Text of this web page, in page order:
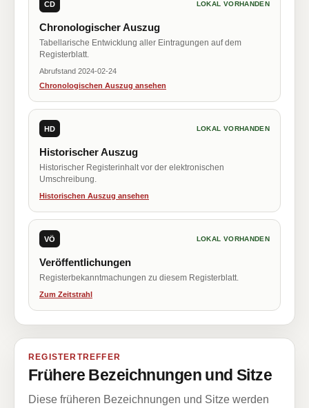
CD LOKAL VORHANDEN
Chronologischer Auszug
Tabellarische Entwicklung aller Eintragungen auf dem
Registerblatt.
Abrufstand 2024-02-24
Chronologischen Auszug ansehen
HD LOKAL VORHANDEN
Historischer Auszug
Historischer Registerinhalt vor der elektronischen
Umschreibung.
Historischen Auszug ansehen
VÖ LOKAL VORHANDEN
Veröffentlichungen
Registerbekanntmachungen zu diesem Registerblatt.
Zum Zeitstrahl
REGISTERTREFFER
Frühere Bezeichnungen und Sitze
Diese früheren Bezeichnungen und Sitze werden